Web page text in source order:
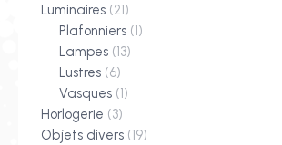
Luminaires (21)
Plafonniers (1)
Lampes (13)
Lustres (6)
Vasques (1)
Horlogerie (3)
Objets divers (19)